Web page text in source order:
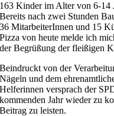
163 Kinder im Alter von 6-14
Bereits nach zwei Stunden
36 MitarbeiterInnen und 15
Pizza von heute melde ich
der Begrüßung der fleißigen
Beindruckt von der
Nägeln und dem
Helferinnen versprach der
kommenden Jahr wieder zu
Beitrag zu leisten.